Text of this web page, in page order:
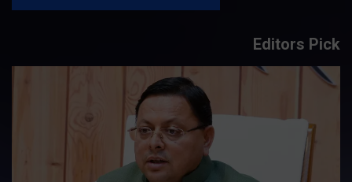
Editors Pick